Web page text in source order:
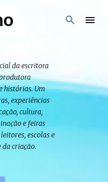
principal
da escritora
histórias. Um
experiências
cultura,
e feiras
escolas e
criação.